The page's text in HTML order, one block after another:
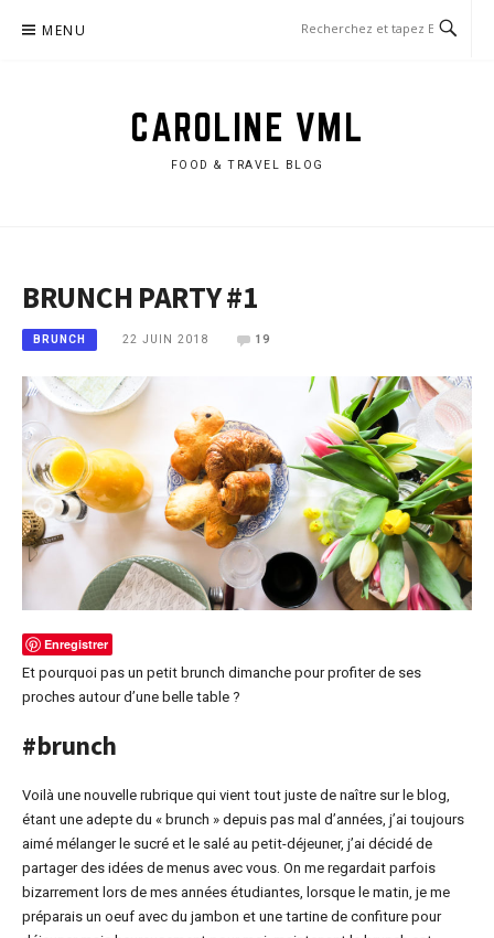
MENU
CAROLINE VML
FOOD & TRAVEL BLOG
BRUNCH PARTY #1
BRUNCH 22 JUIN 2018 19
Enregistrer
Et pourquoi pas un petit brunch dimanche pour profiter de ses
proches autour d’une belle table ?
#brunch
Voilà une nouvelle rubrique qui vient tout juste de naître sur le blog,
étant une adepte du « brunch » depuis pas mal d’années, j’ai toujours
aimé mélanger le sucré et le salé au petit-déjeuner, j’ai décidé de
partager des idées de menus avec vous. On me regardait parfois
bizarrement lors de mes années étudiantes, lorsque le matin, je me
préparais un oeuf avec du jambon et une tartine de confiture pour